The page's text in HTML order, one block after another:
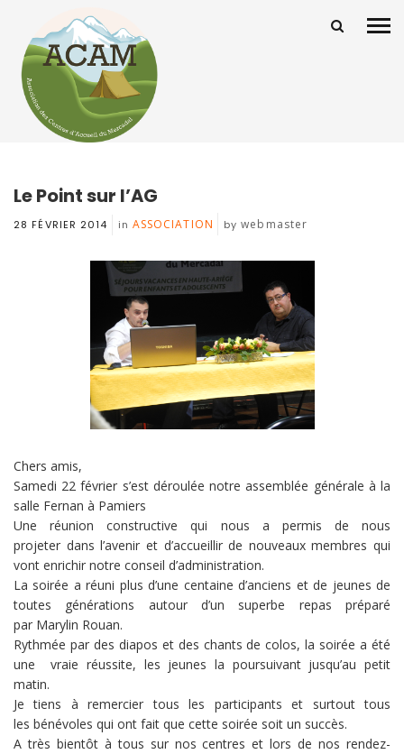
Le Point sur l’AG
28 FÉVRIER 2014 in ASSOCIATION bywebmaster
Chers amis,
Samedi 22 février s’est déroulée notre assemblée générale à la
salle Fernan à Pamiers
Une réunion constructive qui nous a permis de nous
projeter dans l’avenir et d’accueillir de nouveaux membres qui
vont enrichir notre conseil d’administration.
La soirée a réuni plus d’une centaine d’anciens et de jeunes de
toutes générations autour d’un superbe repas préparé
par Marylin Rouan.
Rythmée par des diapos et des chants de colos, la soirée a été
une vraie réussite, les jeunes la poursuivant jusqu’au petit
matin.
Je tiens à remercier tous les participants et surtout tous
les bénévoles qui ont fait que cette soirée soit un succès.
A très bientôt à tous sur nos centres et lors de nos rendez-